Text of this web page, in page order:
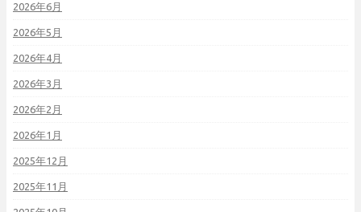
2026年6月
2026年5月
2026年4月
2026年3月
2026年2月
2026年1月
2025年12月
2025年11月